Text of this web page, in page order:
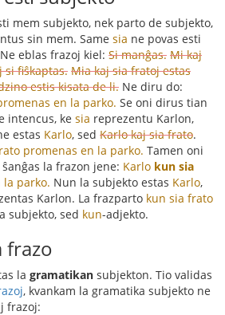
mem subjekto, nek parto de subjekto,
sin mem. Same sia ne povas esti
eblas frazoj kiel: Si manĝas. Mi kaj
si fiŝkaptas. Mia kaj sia fratoj estas
estis kisata de li. Ne diru do:
en la parko. Se oni dirus tian
intencus, ke sia reprezentu Karlon,
estas Karlo, sed Karlo kaj sia frato.
promenas en la parko. Tamen oni
la frazon jene: Karlo kun sia
la parko. Nun la subjekto estas Karlo,
Karlon. La frazparto kun sia frato
subjekto, sed kun-adjekto.
frazo
la gramatikan subjekton. Tio validas
, kvankam la gramatika subjekto ne
frazoj: